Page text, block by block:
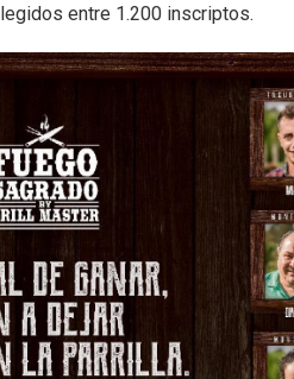
entre 1.200 inscriptos.